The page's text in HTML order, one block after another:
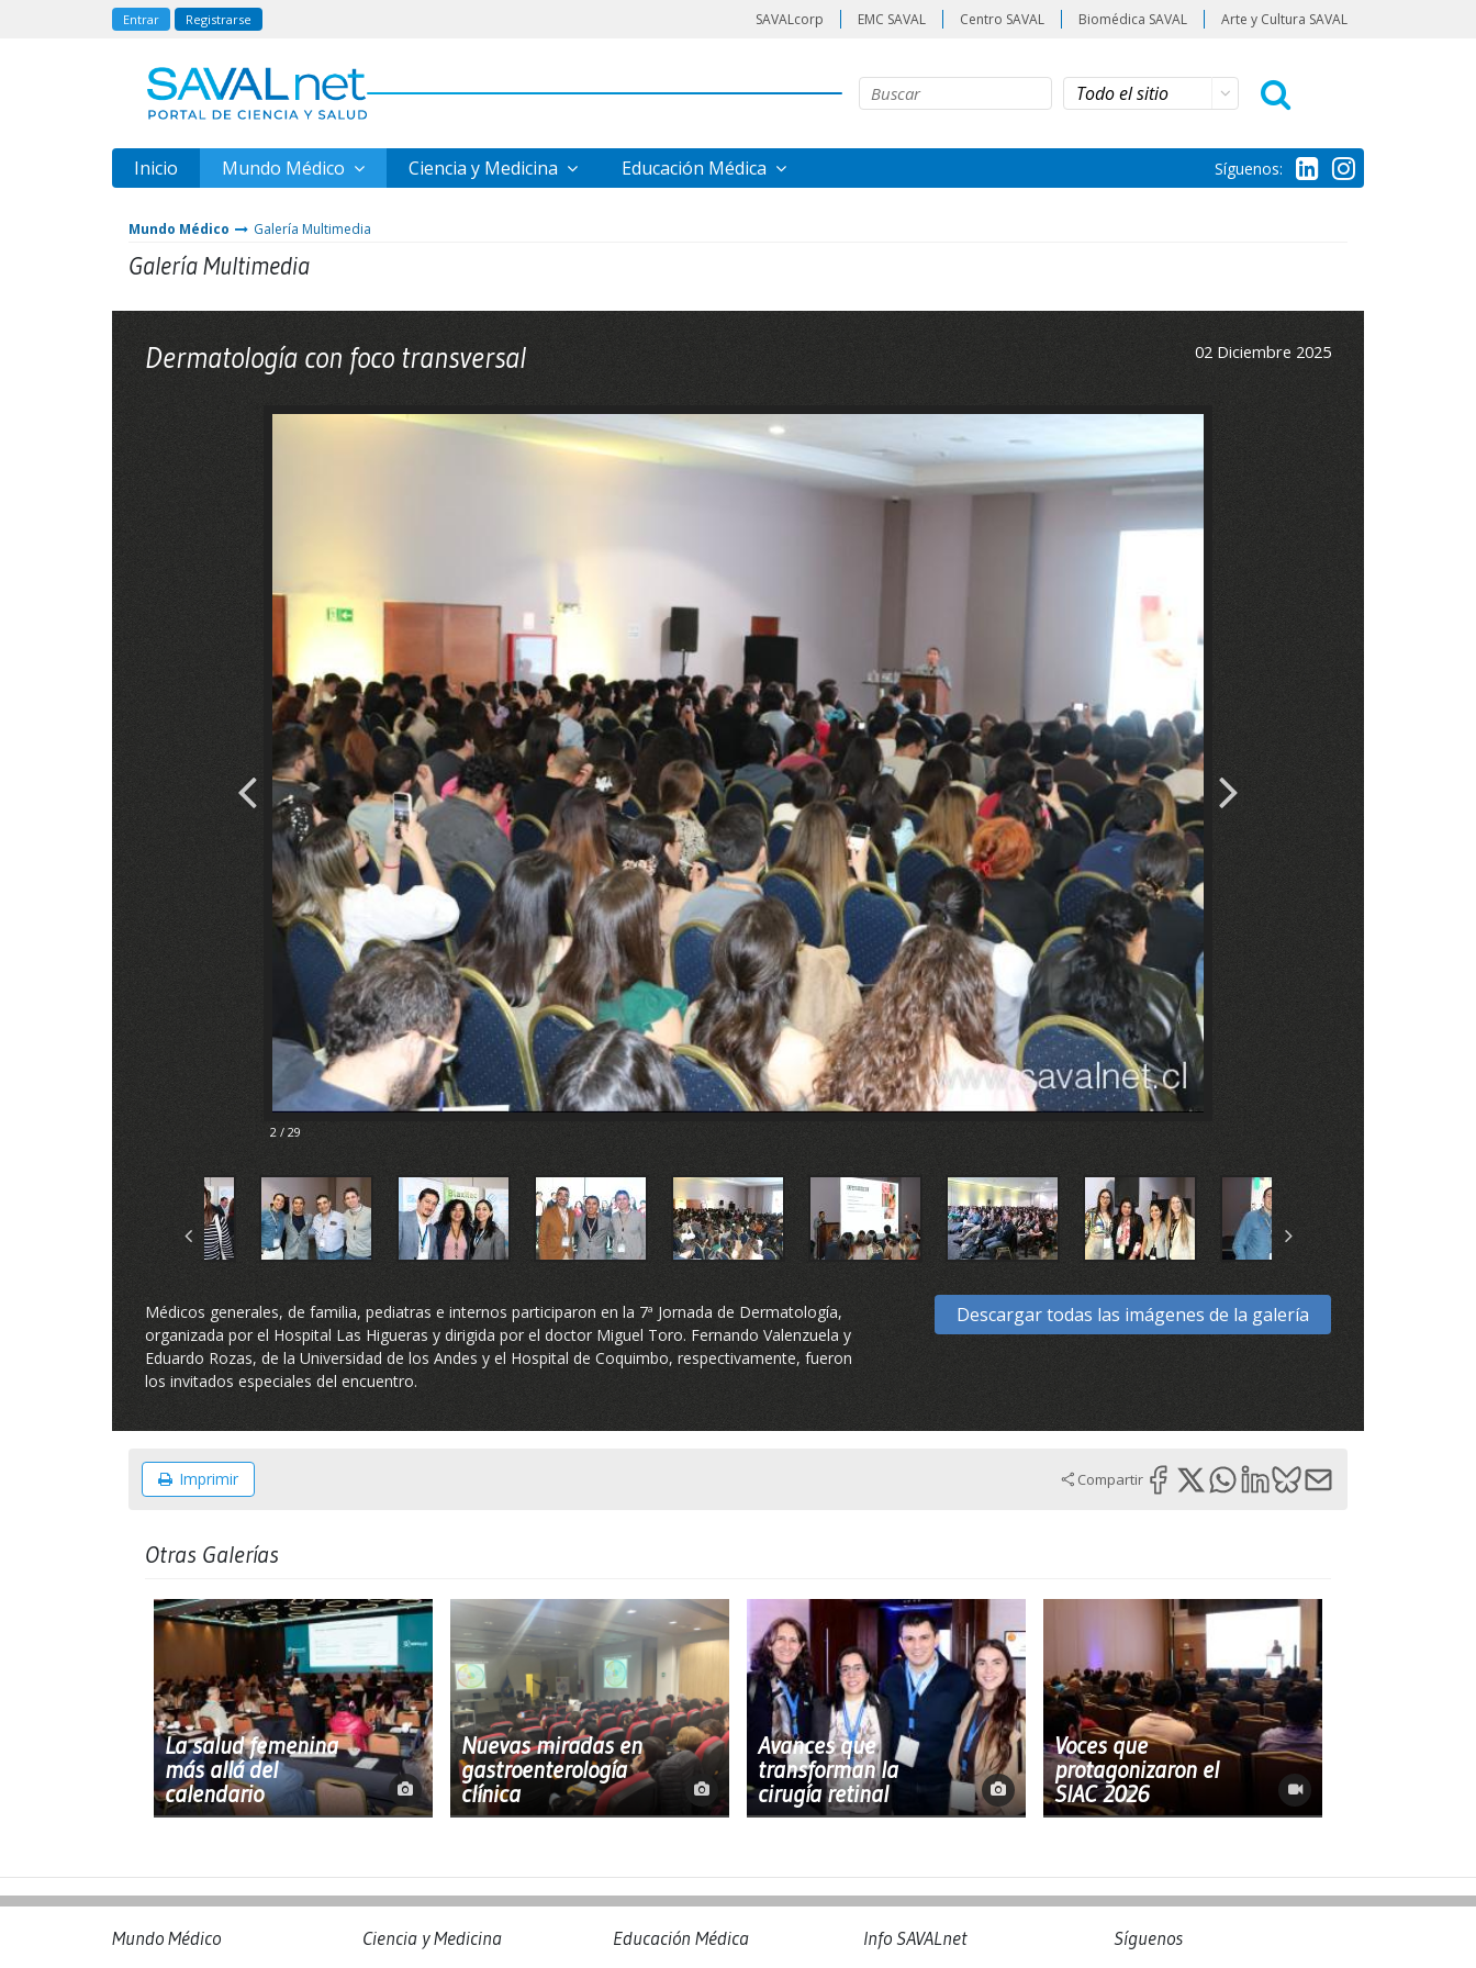
Entrar Registrarse SAVALcorp EMC SAVAL Centro SAVAL Biomédica SAVAL Arte y Cultura SAVAL
Inicio Mundo Médico Ciencia y Medicina Educación Médica Síguenos:
Mundo Médico Galería Multimedia
Galería Multimedia
Dermatología con foco transversal 02 Diciembre 2025
2 / 29
Médicos generales, de familia, pediatras e internos participaron en la 7ª Jornada de Dermatología,
organizada por el Hospital Las Higueras y dirigida por el doctor Miguel Toro. Fernando Valenzuela y
Eduardo Rozas, de la Universidad de los Andes y el Hospital de Coquimbo, respectivamente, fueron
los invitados especiales del encuentro.
Descargar todas las imágenes de la galería
Imprimir Compartir
Otras Galerías
La salud femenina
más allá del
calendario
Nuevas miradas en
gastroenterología
clínica
Avances que
transforman la
cirugía retinal
Voces que
protagonizaron el
SIAC 2026
Mundo Médico Ciencia y Medicina Educación Médica Info SAVALnet Síguenos